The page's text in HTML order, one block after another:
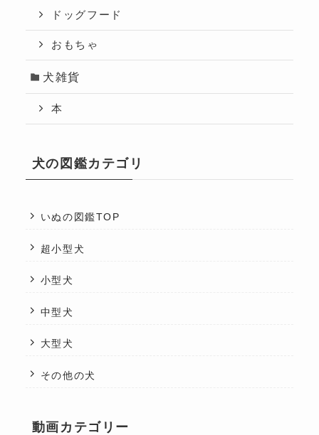
ドッグフード
おもちゃ
犬雑貨
本
犬の図鑑カテゴリ
いぬの図鑑TOP
超小型犬
小型犬
中型犬
大型犬
その他の犬
動画カテゴリー